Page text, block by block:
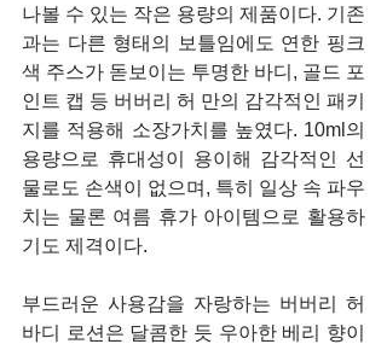
나볼 수 있는 작은 용량의 제품이다. 기존
과는 다른 형태의 보틀임에도 연한 핑크
색 주스가 돋보이는 투명한 바디, 골드 포
인트 캡 등 버버리 허 만의 감각적인 패키
지를 적용해 소장가치를 높였다. 10ml의
용량으로 휴대성이 용이해 감각적인 선
물로도 손색이 없으며, 특히 일상 속 파우
치는 물론 여름 휴가 아이템으로 활용하
기도 제격이다.
부드러운 사용감을 자랑하는 버버리 허
바디 로션은 달콤한 듯 우아한 베리 향이